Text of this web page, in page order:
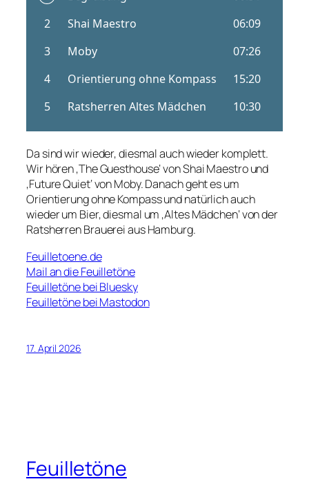
Da sind wir wieder, diesmal auch wieder komplett.
Wir hören ‚The Guesthouse‘ von Shai Maestro und
‚Future Quiet‘ von Moby. Danach geht es um
Orientierung ohne Kompass und natürlich auch
wieder um Bier, diesmal um ‚Altes Mädchen‘ von der
Ratsherren Brauerei aus Hamburg.
Feuilletoene.de
Mail an die Feuilletöne
Feuilletöne bei Bluesky
Feuilletöne bei Mastodon
17. April 2026
Feuilletöne